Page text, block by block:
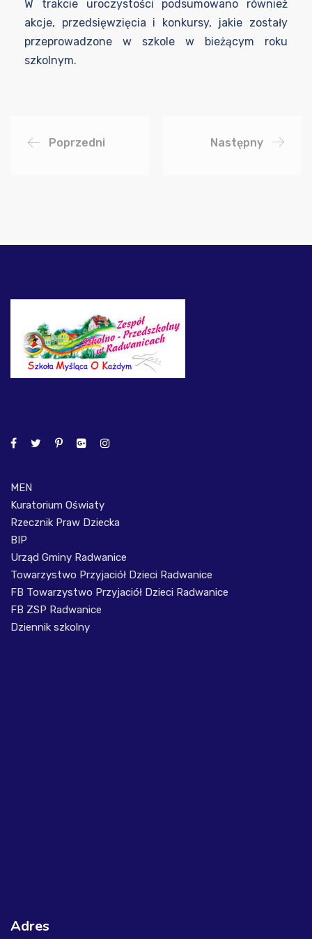
W trakcie uroczystości podsumowano również
akcje, przedsięwzięcia i konkursy, jakie zostały
przeprowadzone w szkole w bieżącym roku
szkolnym.
Poprzedni Następny
MEN
Kuratorium Oświaty
Rzecznik Praw Dziecka
BIP
Urząd Gminy Radwanice
Towarzystwo Przyjaciół Dzieci Radwanice
FB Towarzystwo Przyjaciół Dzieci Radwanice
FB ZSP Radwanice
Dziennik szkolny
Adres